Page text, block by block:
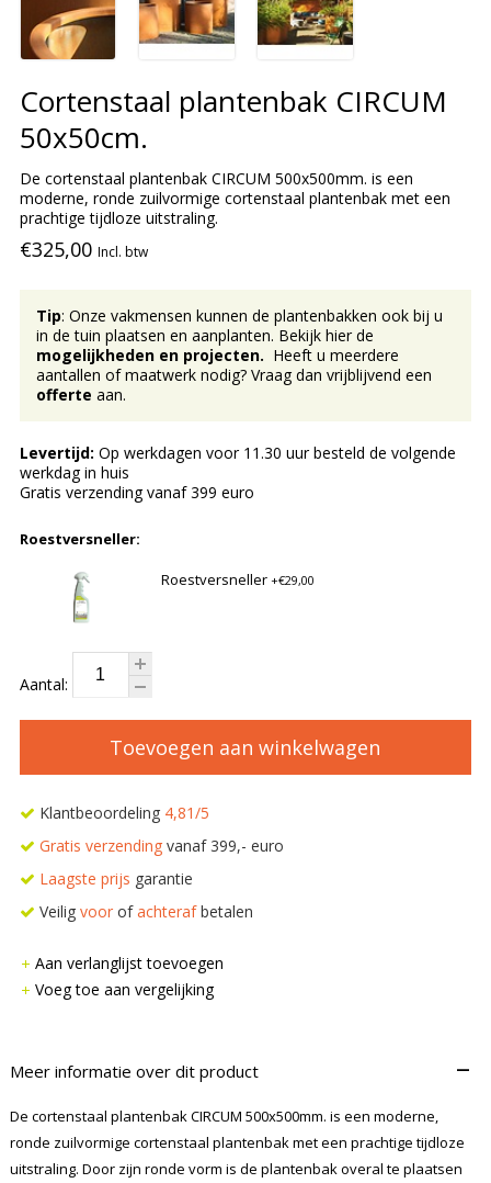
Cortenstaal plantenbak CIRCUM
50x50cm.
De cortenstaal plantenbak CIRCUM 500x500mm. is een
moderne, ronde zuilvormige cortenstaal plantenbak met een
prachtige tijdloze uitstraling.
€325,00 Incl. btw
Tip: Onze vakmensen kunnen de plantenbakken ook bij u
in de tuin plaatsen en aanplanten. Bekijk hier de
mogelijkheden en projecten. Heeft u meerdere
aantallen of maatwerk nodig? Vraag dan vrijblijvend een
offerte aan.
Levertijd: Op werkdagen voor 11.30 uur besteld de volgende
werkdag in huis
Gratis verzending vanaf 399 euro
Roestversneller:
Roestversneller +€29,00
Aantal:
Toevoegen aan winkelwagen
Klantbeoordeling 4,81/5
Gratis verzendingvanaf 399,- euro
Laagste prijs garantie
Veilig voorofachterafbetalen
Aan verlanglijst toevoegen
Voeg toe aan vergelijking
Meer informatie over dit product –
De cortenstaal plantenbak CIRCUM 500x500mm. is een moderne,
ronde zuilvormige cortenstaal plantenbak met een prachtige tijdloze
uitstraling. Door zijn ronde vorm is de plantenbak overal te plaatsen